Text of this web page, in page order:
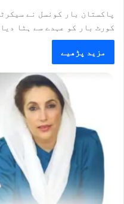
پاکستان بار کونسل نے
کورٹ بار کو عہدے سے ہٹا
مزید پڑھیے